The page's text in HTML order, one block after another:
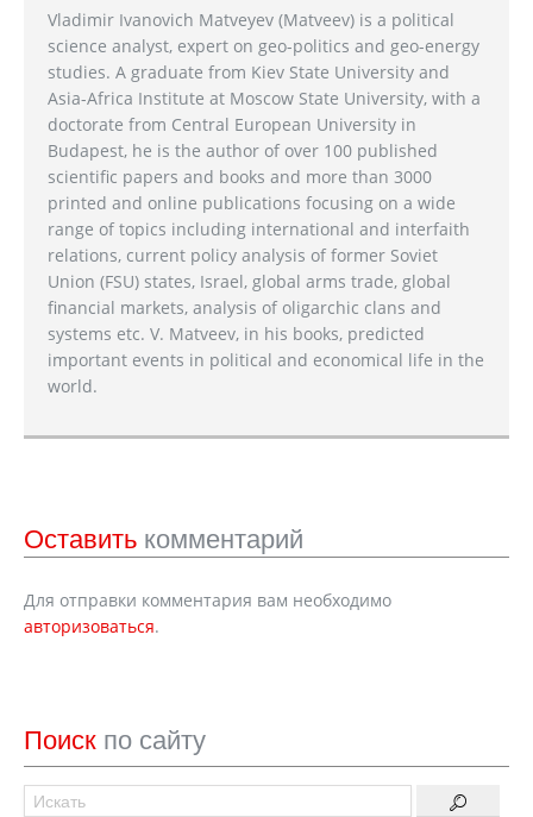
Vladimir Ivanovich Matveyev (Matveev) is a political
science analyst, expert on geo-politics and geo-energy
studies. A graduate from Kiev State University and
Asia-Africa Institute at Moscow State University, with a
doctorate from Central European University in
Budapest, he is the author of over 100 published
scientific papers and books and more than 3000
printed and online publications focusing on a wide
range of topics including international and interfaith
relations, current policy analysis of former Soviet
Union (FSU) states, Israel, global arms trade, global
financial markets, analysis of oligarchic clans and
systems etc. V. Matveev, in his books, predicted
important events in political and economical life in the
world.
Оставить комментарий
Для отправки комментария вам необходимо
авторизоваться.
Поиск по сайту